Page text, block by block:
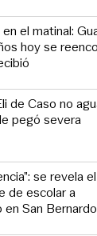
el matinal:
hoy se
de Caso no
pegó severa
se revela el
de escolar a
San Bernardo